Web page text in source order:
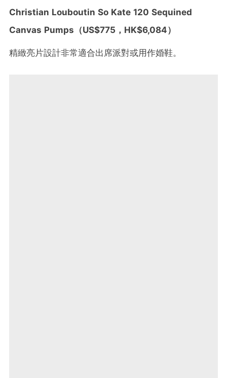
Christian Louboutin So Kate 120 Sequined
Canvas Pumps （US$775 ， HK$6,084）
精緻亮片設計非常適合出席派對或用作婚鞋。